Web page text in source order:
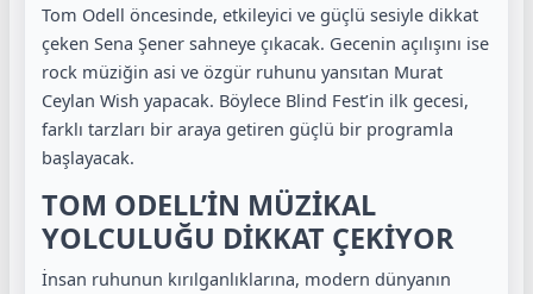
Tom Odell öncesinde, etkileyici ve güçlü sesiyle dikkat
çeken Sena Şener sahneye çıkacak. Gecenin açılışını ise
rock müziğin asi ve özgür ruhunu yansıtan Murat
Ceylan Wish yapacak. Böylece Blind Fest’in ilk gecesi,
farklı tarzları bir araya getiren güçlü bir programla
başlayacak.
TOM ODELL’İN MÜZİKAL
YOLCULUĞU DİKKAT ÇEKİYOR
İnsan ruhunun kırılganlıklarına, modern dünyanın